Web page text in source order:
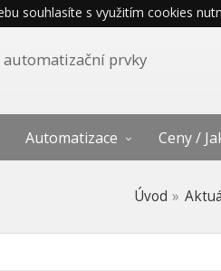
souhlasíte s využitím cookies
prvky
Automatizace Ceny /
Úvod